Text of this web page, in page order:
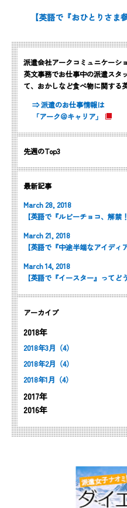
【英語で『おひとりさ
派遣会社アークコミュニケーシ
英文事務でお仕事中の派遣スタ
て、おかしなど食べ物に関する
⇒ 派遣のお仕事情報は
「アーク＠キャリア」
先週のTop3
最新記事
March 28, 2018
【英語で『ルビーチョコ、解禁
March 21, 2018
【英語で『中途半端なアイディ
March 14, 2018
【英語で『イースター』ってど
アーカイブ
2018年
2018年3月（4）
2018年2月（4）
2018年1月（4）
2017年
2016年